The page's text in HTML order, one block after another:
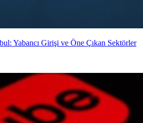
Yabancı Girişi ve Öne Çıkan Sektörler